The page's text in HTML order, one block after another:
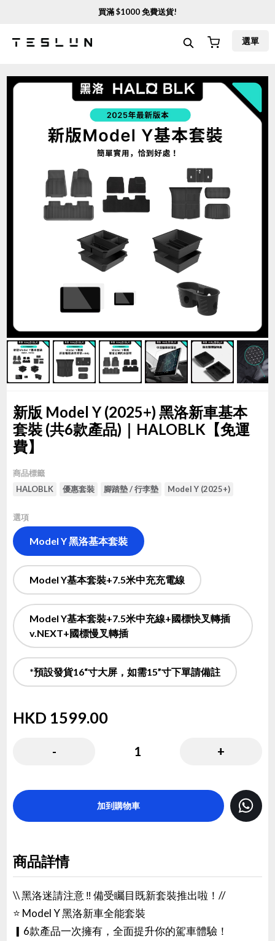
買滿 $1000免費送貨!
選單
新版 Model Y (2025+) 黑洛新車基本
套裝 (共6款產品)｜HALOBLK【免運
費】
商品標籤
HALOBLK
優惠套裝 腳踏墊 / 行李墊 Model Y (2025+)
選項
Model Y 黑洛基本套裝
Model Y基本套裝+7.5米中充充電線
Model Y基本套裝+7.5米中充線+國標快叉轉插
v.NEXT+國標慢叉轉插
*預設發貨16“寸大屏，如需15”寸下單請備註
HKD 1599.00
- 1 +
加到購物車
商品詳情
\\ 黑洛迷請注意 ‼️ 備受矚目既新套裝推出啦！//
⭐ Model Y 黑洛新車全能套裝
▎6款產品一次擁有，全面提升你的駕車體驗！